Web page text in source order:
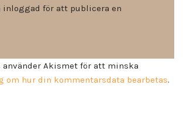
inloggad för att publicera en
använder Akismet för att minska
om hur din kommentarsdata bearbetas.